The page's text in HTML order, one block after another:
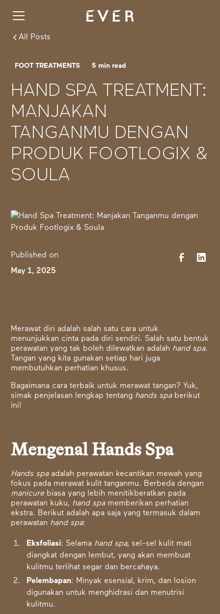
All Posts
FOOT TREATMENTS 5 min read
HAND SPA TREATMENT:
MANJAKAN
TANGANMU DENGAN
PRODUK FOOTLOGIX &
SOULA
Published on
May 1, 2025
Merawat diri adalah salah satu cara untuk
menunjukkan cinta pada diri sendiri. Salah satu bentuk
perawatan yang tak boleh dilewatkan adalah hand spa.
Tangan yang kita gunakan setiap hari juga
membutuhkan perhatian khusus.
Bagaimana cara terbaik untuk merawat tangan? Yuk,
simak penjelasan lengkap tentang hands spa berikut
ini!
Mengenal Hands Spa
Hands spaadalah perawatan kecantikan mewah yang
fokus pada merawat kulit tanganmu. Berbeda dengan
manicure biasa yang lebih menitikberatkan pada
perawatan kuku, hand spamemberikan perhatian
ekstra. Berikut adalah apa saja yang termasuk dalam
perawatan hand spa:
Eksfoliasi: Selama hand spa, sel-sel kulit mati
diangkat dengan lembut, yang akan membuat
kulitmu terlihat segar dan bercahaya.
Pelembapan: Minyak esensial, krim, dan losion
digunakan untuk menghidrasi dan menutrisi
kulitmu.